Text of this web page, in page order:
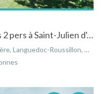
Gîte LE PUYCHAUZIER 3 épis 2 pers à Saint-Julien d'Arpaon
Roussillon, Occitanie, France